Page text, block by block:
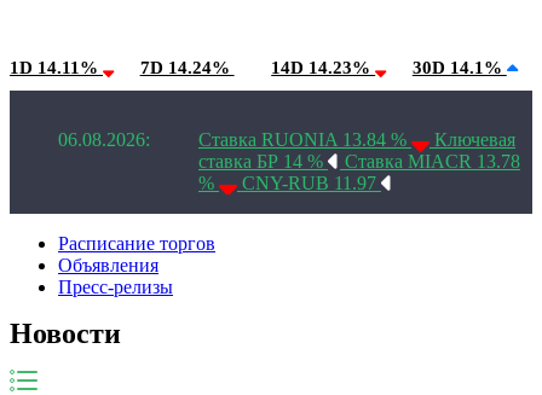
1D 14.11% 7D 14.24% 14D 14.23% 30D 14.1%
06.08.2026: Ставка RUONIA 13.84 %
Ключевая
ставка БР 14 %
Ставка MIACR 13.78
%
CNY-RUB 11.97
Расписание торгов
Объявления
Пресс-релизы
Новости